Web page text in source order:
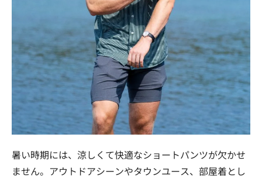
暑い時期には、涼しくて快適なショートパンツが欠かせ
ません。アウトドアシーンやタウンユース、部屋着とし